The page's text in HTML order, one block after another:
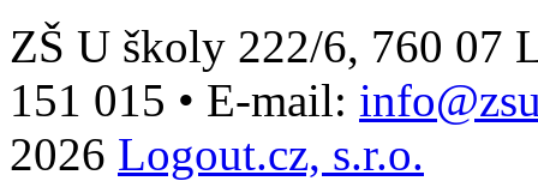
ZŠ U školy 222/6, 760 07
151 015 • E-mail:
2026 Logout.cz, s.r.o.